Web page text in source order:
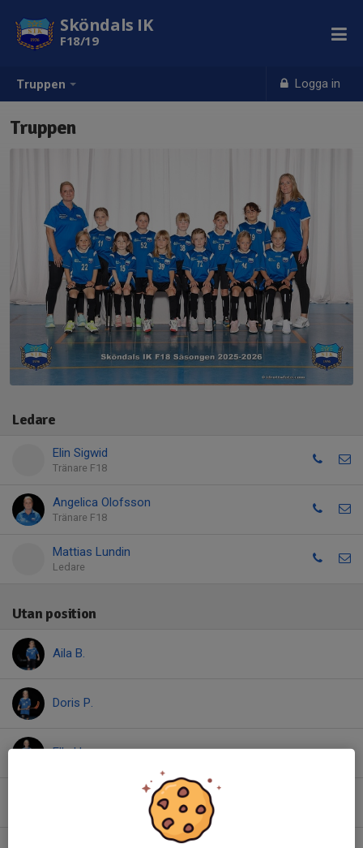
Truppen Logga in
Sköndals IK
F18/19
Truppen
Ledare
Elin Sigwid
Tränare F18
Angelica Olofsson
Tränare F18
Mattias Lundin
Ledare
Utan position
Aila B.
Doris P.
Ella H.